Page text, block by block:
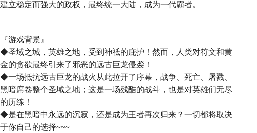
建立稳定而强大的政权，最终统一大陆，成为一代霸者。
『游戏背景』
◆圣域之城，英雄之地，受到神祗的庇护！然而，人类对符文和黄
金的贪欲最终引来了邪恶的远古巨龙侵袭！
◆一场抵抗远古巨龙的战火从此拉开了序幕，战争、死亡、屠戮、
黑暗席卷整个圣域之地；这是一场残酷的战斗，也是对英雄们无尽
的历练！
◆是在黑暗中永远的沉寂，还是成为王者再次归来？一切都将取决
于你自己的选择~~~